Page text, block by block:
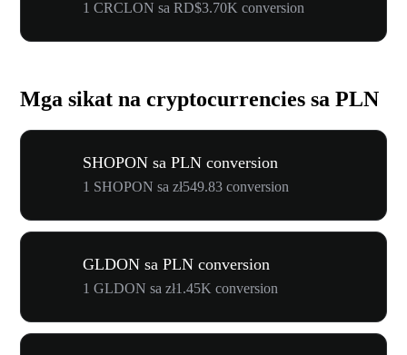
1 CRCLON sa RD$3.70K conversion
Mga sikat na cryptocurrencies sa PLN
SHOPON sa PLN conversion
1 SHOPON sa zł549.83 conversion
GLDON sa PLN conversion
1 GLDON sa zł1.45K conversion